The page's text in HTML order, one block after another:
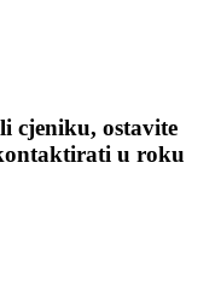
cjeniku, ostavite
u roku